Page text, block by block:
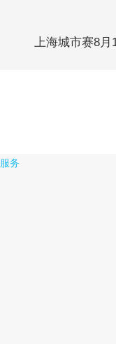
上海城市赛8
服务